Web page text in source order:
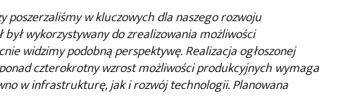
poszerzaliśmy w kluczowych dla naszego rozwoju
wykorzystywany do zrealizowania możliwości
widzimy podobną perspektywę. Realizacja ogłoszonej
czterokrotny wzrost możliwości produkcyjnych wymaga
w infrastrukturę, jak i rozwój technologii. Planowana